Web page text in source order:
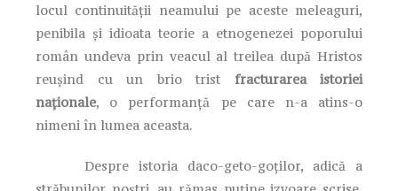
locul continuității neamului pe aceste meleaguri,
penibila și idioata teorie a etnogenezei poporului
român undeva prin veacul al treilea după Hristos
reușind cu un brio trist fracturarea istoriei
naționale, o performanță pe care n-a atins-o
nimeni în lumea aceasta.
Despre istoria daco-geto-goților, adică a